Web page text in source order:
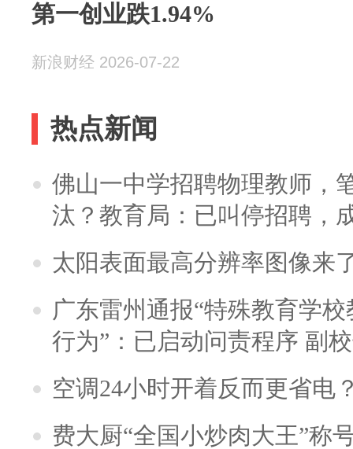
第一创业跌1.94%
新浪财经 2026-07-22
热点新闻
佛山一中学招聘物理教师，
汰？教育局：已叫停招聘，
太阳表面最高分辨率图像来
广东雷州通报“特殊教育学
行为”：已启动问责程序 副
空调24小时开着反而更省电
费大厨“全国小炒肉大王”称